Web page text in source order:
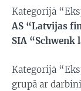
Kategorijā
AS “Latvijas
SIA “Schwenk
Kategorijā
grupā ar